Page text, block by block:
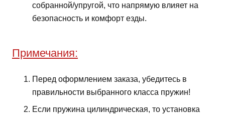
собранной/упругой, что напрямую влияет на
безопасность и комфорт езды.
Примечания:
Перед оформлением заказа, убедитесь в
правильности выбранного класса пружин!
Если пружина цилиндрическая, то установка